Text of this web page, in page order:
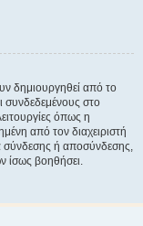
δημιουργηθεί από το
συνδεδεμένους στο
όπως η
από τον διαχειριστή
σύνδεσης ή αποσύνδεσης,
ίσως βοηθήσει.